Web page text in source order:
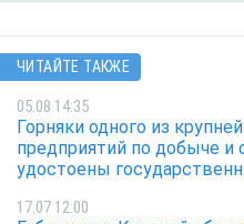
ЧИТАЙТЕ ТАКЖЕ
05.08 14:35
Горняки одного из
предприятий по добыче
удостоены
17.07 12:00